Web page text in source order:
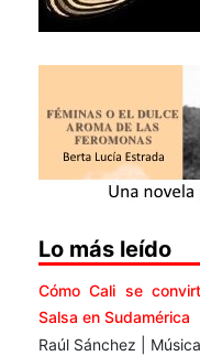
Lo más leído
Cómo Cali se
Salsa en Sudamérica
Raúl Sánchez |